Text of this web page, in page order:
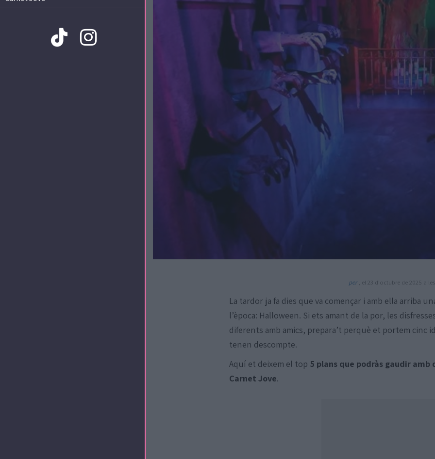
per , el 23 d'octubre de 2025 a
La tardor ja fa dies que va començar i amb ella arriba
l’època: Halloween. Si ets amant de la por, les
diferents amb amics, prepara’t perquè et portem cinc
tenen descompte.
Aquí et deixem el top 5 plans que podràs gaudir
Carnet Jove.